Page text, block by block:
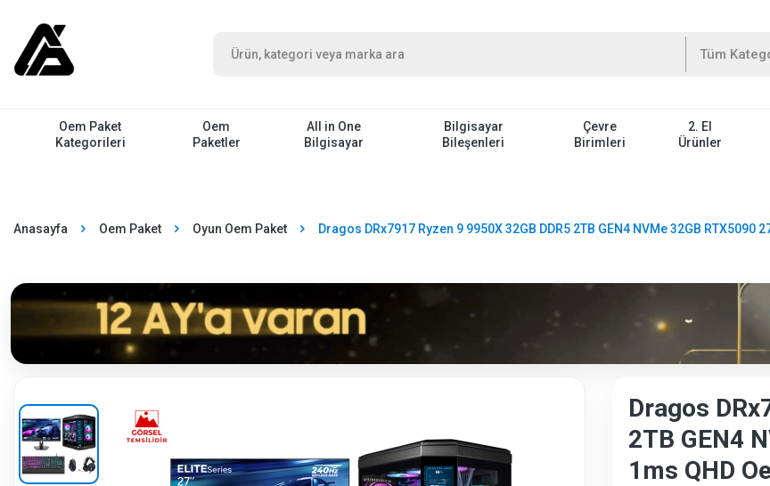
Oem Paket
Kategorileri
Oem
Paketler
All in One
Bilgisayar
Bilgisayar
Bileşenleri
Çevre
Birimleri
2. El
Ürünler
Anasayfa Oem Paket Oyun Oem Paket Dragos DRx7917 Ryzen 9 9950X 32GB DDR5 2TB GEN4 NVMe 32GB RTX5090
Dragos
2TB GEN4
1ms QHD